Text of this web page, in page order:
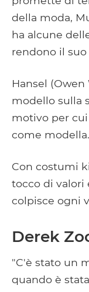
della moda,
ha alcune
rendono il
Hansel
modello sulla
motivo per
come modella.
Con costumi
tocco di valori
colpisce ogni
Derek
"C'è stato un
quando è